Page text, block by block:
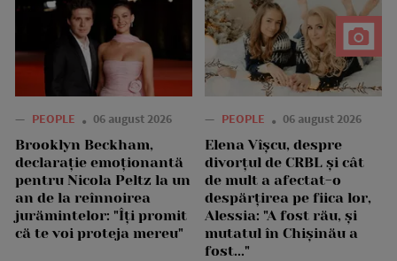
— PEOPLE 06 august 2026
Brooklyn Beckham,
declarație emoționantă
pentru Nicola Peltz la un
an de la reînnoirea
jurămintelor: "Îți promit
că te voi proteja mereu"
— PEOPLE 06 august 2026
Elena Vîșcu, despre
divorțul de CRBL și cât
de mult a afectat-o
despărțirea pe fiica lor,
Alessia: "A fost rău, și
mutatul în Chișinău a
fost..."